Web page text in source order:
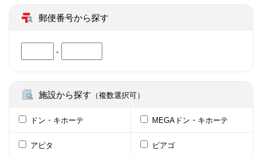
郵便番号から探す
-
施設から探す （複数選択可）
ドン・キホーテ MEGAドン・キホーテ
アピタ ピアゴ